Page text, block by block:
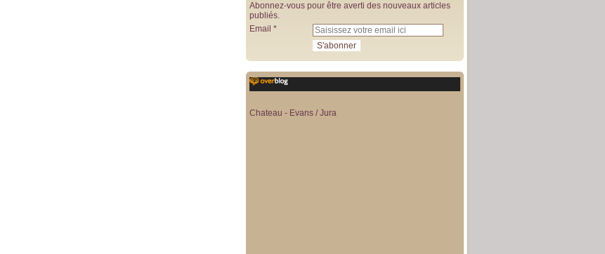
Abonnez-vous pour être averti des nouveaux articles
publiés.
Email
Chateau - Evans / Jura